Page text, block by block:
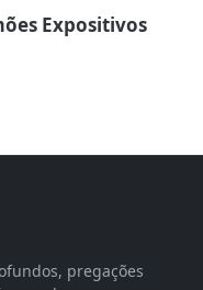
Expositivos
pregações